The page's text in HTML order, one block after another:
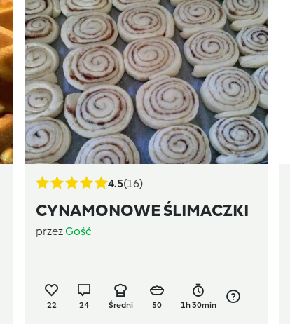
4.5(16)
CYNAMONOWE ŚLIMACZKI
przezGość
22 24 Średni 50 1h 30min